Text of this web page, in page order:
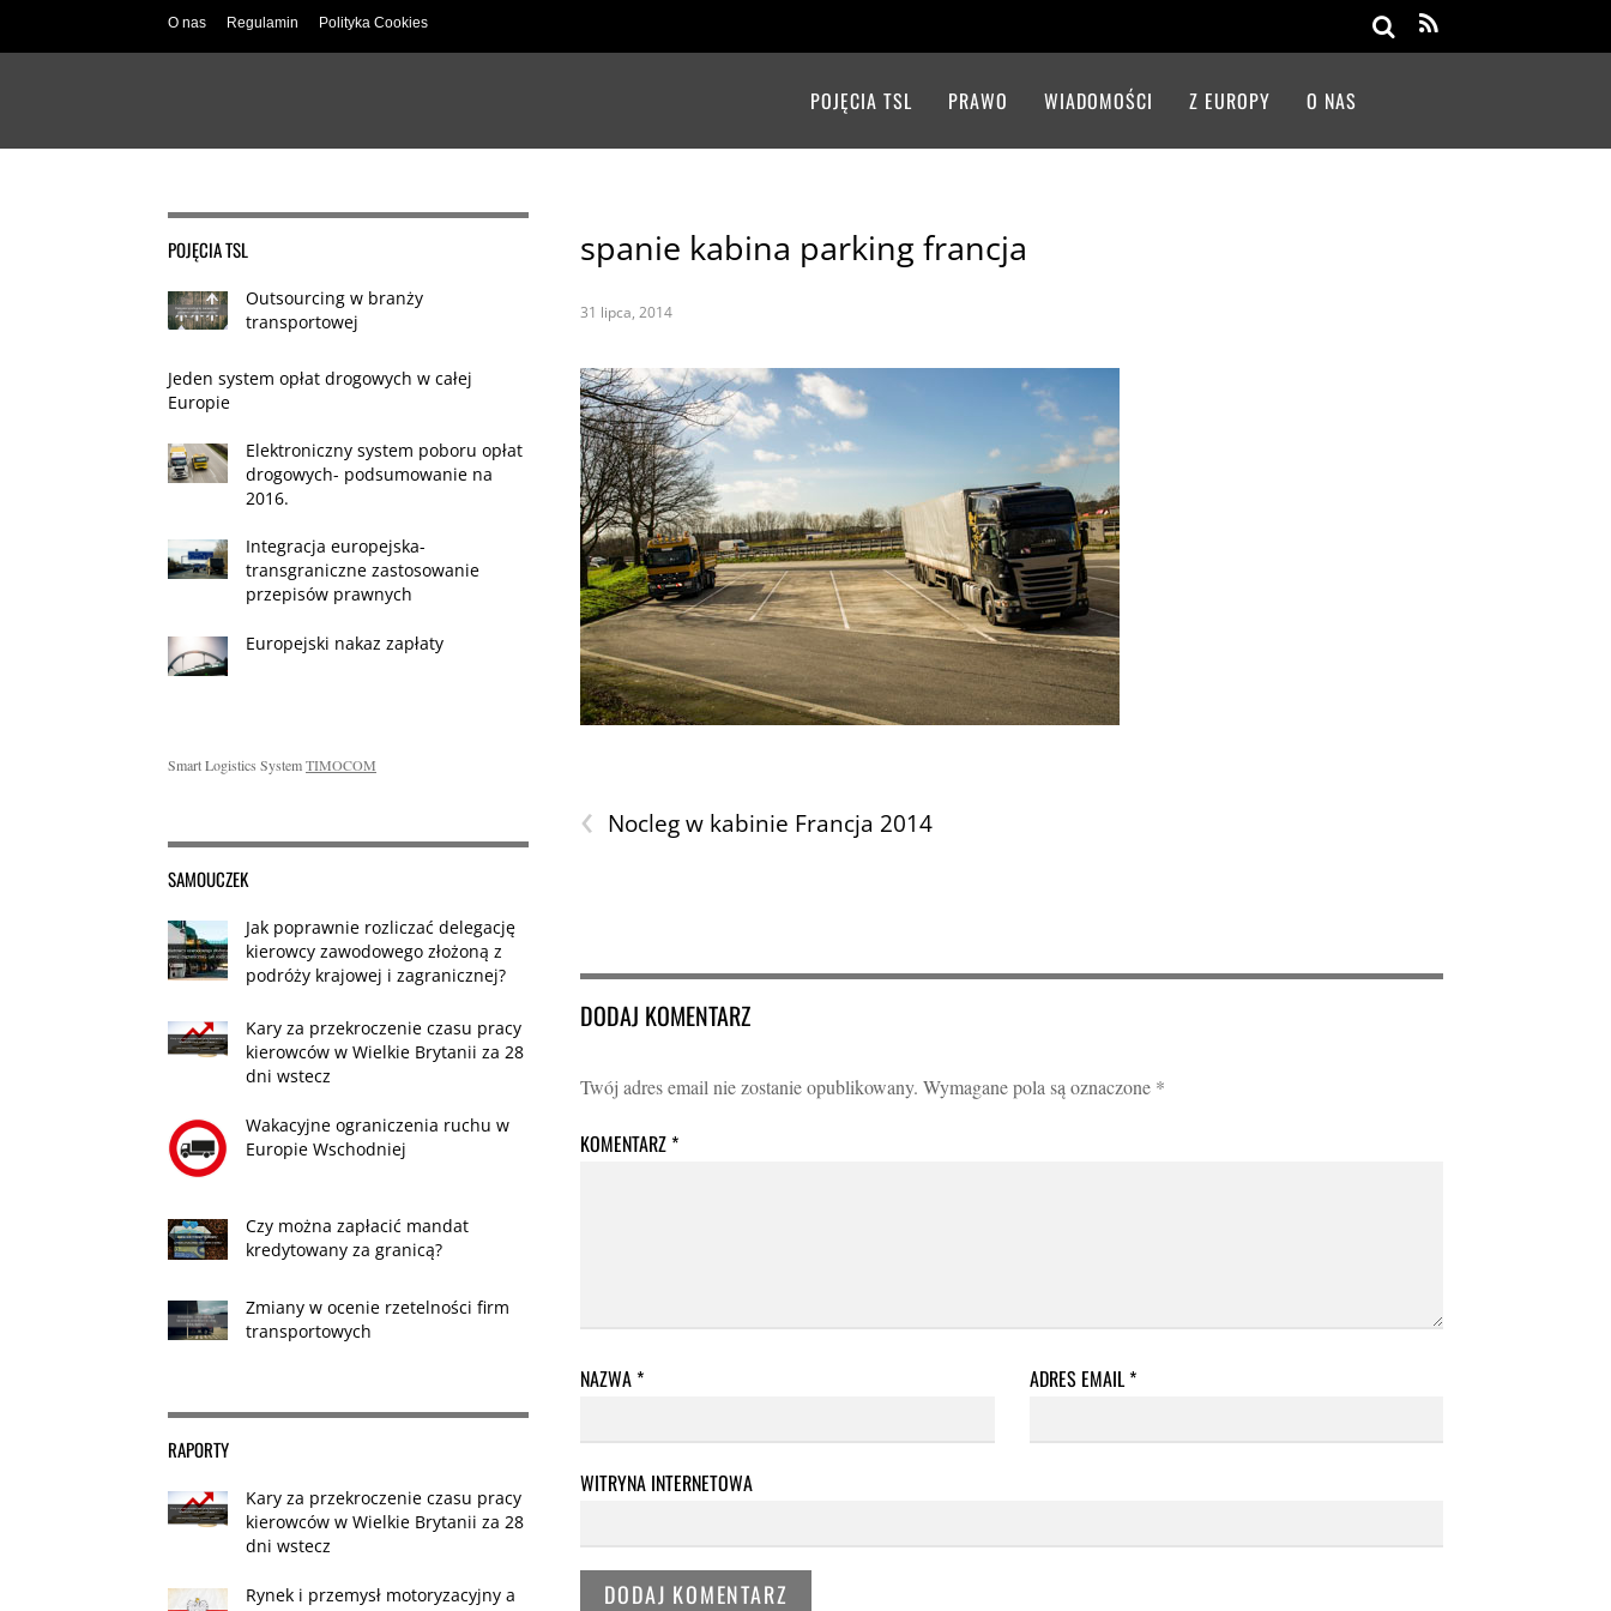
O nas Regulamin Polityka Cookies
POJĘCIA TSL PRAWO WIADOMOŚCI Z EUROPY O NAS
spanie kabina parking francja
31 lipca, 2014
‹ Nocleg w kabinie Francja 2014
DODAJ KOMENTARZ
Twój adres email nie zostanie opublikowany. Wymagane pola są oznaczone *
KOMENTARZ*
NAZWA* ADRES EMAIL*
WITRYNA INTERNETOWA
POJĘCIA TSL
Outsourcing w branży
transportowej
Jeden system opłat drogowych w całej
Europie
Elektroniczny system poboru opłat
drogowych- podsumowanie na
2016.
Integracja europejska-
transgraniczne zastosowanie
przepisów prawnych
Europejski nakaz zapłaty
Smart Logistics SystemTIMOCOM
SAMOUCZEK
Jak poprawnie rozliczać delegację
kierowcy zawodowego złożoną z
podróży krajowej i zagranicznej?
Kary za przekroczenie czasu pracy
kierowców w Wielkie Brytanii za 28
dni wstecz
Wakacyjne ograniczenia ruchu w
Europie Wschodniej
Czy można zapłacić mandat
kredytowany za granicą?
Zmiany w ocenie rzetelności firm
transportowych
RAPORTY
Kary za przekroczenie czasu pracy
kierowców w Wielkie Brytanii za 28
dni wstecz
Rynek i przemysł motoryzacyjny a